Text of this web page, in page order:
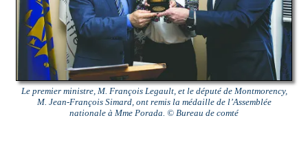
Le premier ministre, M. François Legault, et le député de Montmorency,
M. Jean-François Simard, ont remis la médaille de l’Assemblée
nationale à Mme Porada. © Bureau de comté